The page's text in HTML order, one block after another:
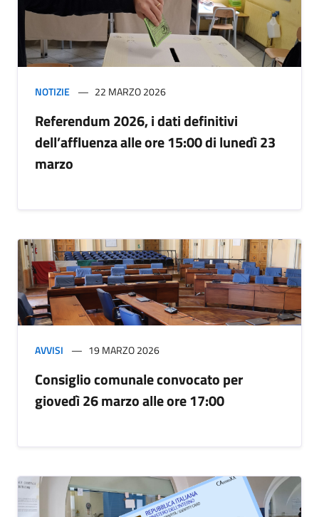
NOTIZIE 22 MARZO 2026
Referendum 2026, i dati definitivi
dell’affluenza alle ore 15:00 di lunedì 23
marzo
AVVISI 19 MARZO 2026
Consiglio comunale convocato per
giovedì 26 marzo alle ore 17:00